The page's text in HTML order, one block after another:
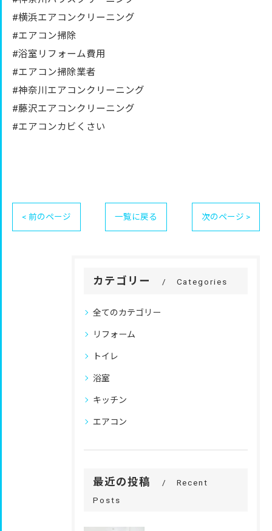
#横浜エアコンクリーニング
#エアコン掃除
#浴室リフォーム費用
#エアコン掃除業者
#神奈川エアコンクリーニング
#藤沢エアコンクリーニング
#エアコンカビくさい
< 前のページ 一覧に戻る 次のページ >
カテゴリー Categories
全てのカテゴリー
リフォーム
トイレ
浴室
キッチン
エアコン
最近の投稿
Recent
Posts